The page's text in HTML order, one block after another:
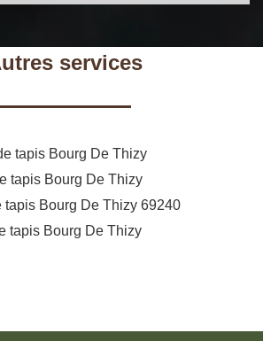
services
tapis Bourg De Thizy
tapis Bourg De Thizy
tapis Bourg De Thizy 69240
tapis Bourg De Thizy